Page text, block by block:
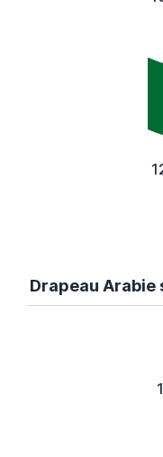
Drapeau